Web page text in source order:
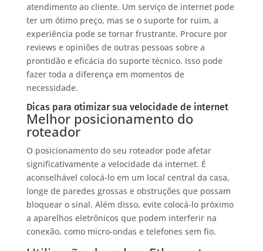
atendimento ao cliente. Um serviço de internet pode
ter um ótimo preço, mas se o suporte for ruim, a
experiência pode se tornar frustrante. Procure por
reviews e opiniões de outras pessoas sobre a
prontidão e eficácia do suporte técnico. Isso pode
fazer toda a diferença em momentos de
necessidade.
Dicas para otimizar sua velocidade de internet
Melhor posicionamento do
roteador
O posicionamento do seu roteador pode afetar
significativamente a velocidade da internet. É
aconselhável colocá-lo em um local central da casa,
longe de paredes grossas e obstruções que possam
bloquear o sinal. Além disso, evite colocá-lo próximo
a aparelhos eletrônicos que podem interferir na
conexão, como micro-ondas e telefones sem fio.